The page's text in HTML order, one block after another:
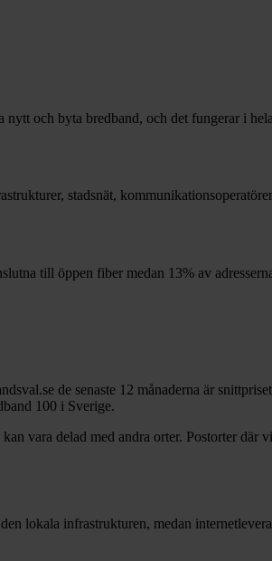
och byta bredband, och det fungerar i
stadsnät,
till öppen fiber medan 13% av
de senaste 12 månaderna är snittpriset
100 i Sverige.
vara delad med andra orter. Postorter där
lokala infrastrukturen, medan